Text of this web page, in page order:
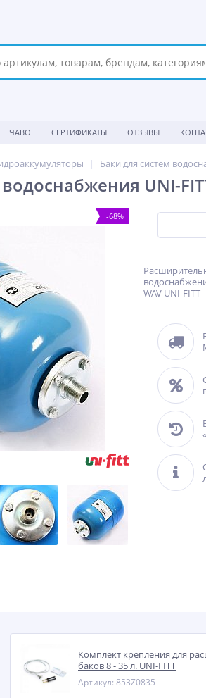
ЧАВО СЕРТИФИКАТЫ ОТЗЫВЫ
Баки для систем
UNI-
-68%
WAV UNI-FITT
Комплект крепления для
баков 8 - 35 л. UNI-FITT
Артикул: 853Z0835